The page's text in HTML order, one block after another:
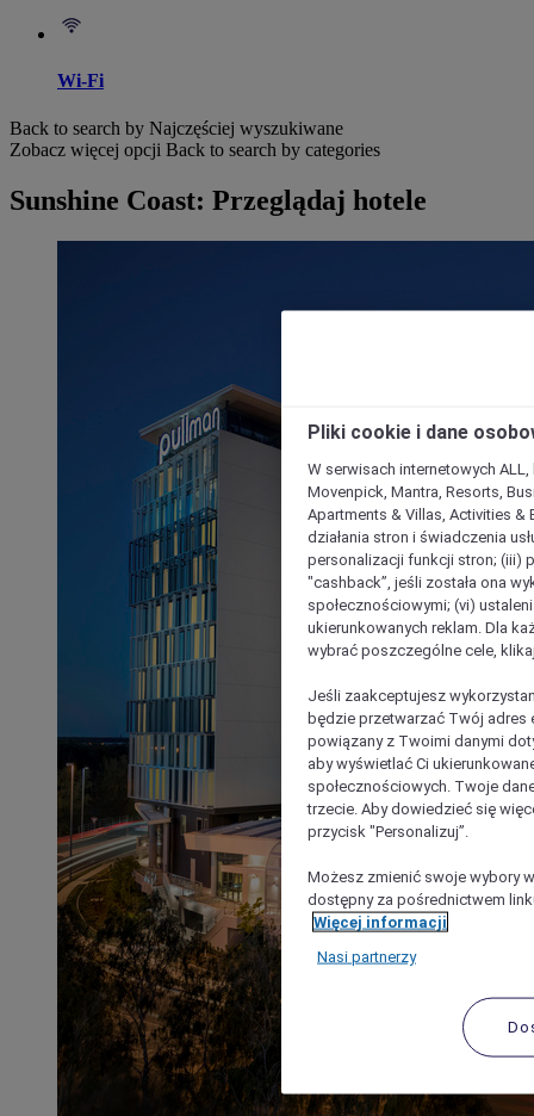
Wi-Fi
Back to search by Najczęściej wyszukiwane
Zobacz więcej opcji Back to search by categories
Sunshine Coast: Przeglądaj hotele
Pliki cookie i dane
W serwisach internetowych
Movenpick, Mantra, Resorts,
Apartments & Villas, Activities &
działania stron i świadczenia
personalizacji funkcji stron; (iii)
"cashback”, jeśli została ona
społecznościowymi; (vi)
ukierunkowanych reklam. Dla
wybrać poszczególne cele,
Jeśli zaakceptujesz
będzie przetwarzać Twój adres
powiązany z Twoimi danymi
aby wyświetlać Ci
społecznościowych. Twoje
trzecie. Aby dowiedzieć się
przycisk "Personalizuj”.
Możesz zmienić swoje wybory
dostępny za pośrednictwem
Więcej informacji
Nasi partnerzy